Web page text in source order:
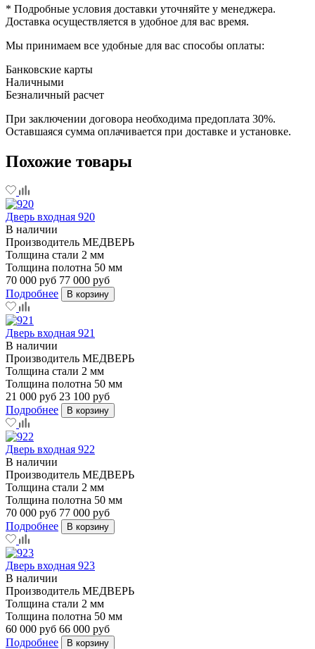
* Подробные условия доставки уточняйте у менеджера.
Доставка осуществляется в удобное для вас время.
Мы принимаем все удобные для вас способы оплаты:
Банковские карты
Наличными
Безналичный расчет
При заключении договора необходима предоплата 30%.
Оставшаяся сумма оплачивается при доставке и установке.
Похожие товары
Дверь входная 920
В наличии
Производитель МЕДВЕРЬ
Толщина стали 2 мм
Толщина полотна 50 мм
70 000 руб 77 000 руб
Подробнее
В корзину
Дверь входная 921
В наличии
Производитель МЕДВЕРЬ
Толщина стали 2 мм
Толщина полотна 50 мм
21 000 руб 23 100 руб
Подробнее
В корзину
Дверь входная 922
В наличии
Производитель МЕДВЕРЬ
Толщина стали 2 мм
Толщина полотна 50 мм
70 000 руб 77 000 руб
Подробнее
В корзину
Дверь входная 923
В наличии
Производитель МЕДВЕРЬ
Толщина стали 2 мм
Толщина полотна 50 мм
60 000 руб 66 000 руб
Подробнее
В корзину